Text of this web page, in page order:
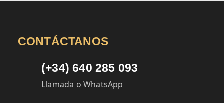
CONTÁCTANOS
(+34) 640 285 093
Llamada o WhatsApp